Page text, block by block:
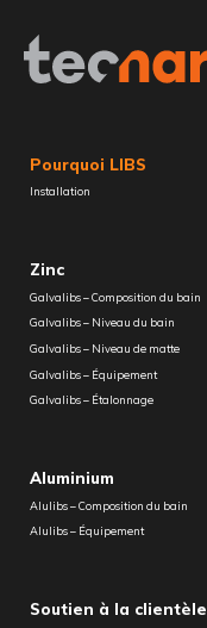
Pourquoi LIBS
Installation
Zinc
Galvalibs – Composition du bain
Galvalibs – Niveau du bain
Galvalibs – Niveau de matte
Galvalibs – Équipement
Galvalibs – Étalonnage
Aluminium
Alulibs – Composition du bain
Alulibs – Équipement
Soutien à la clientèle